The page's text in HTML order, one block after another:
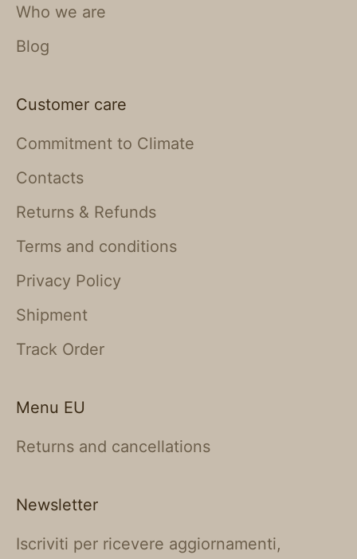
Who we are
Blog
Customer care
Commitment to Climate
Contacts
Returns & Refunds
Terms and conditions
Privacy Policy
Shipment
Track Order
Menu EU
Returns and cancellations
Newsletter
Iscriviti per ricevere aggiornamenti,